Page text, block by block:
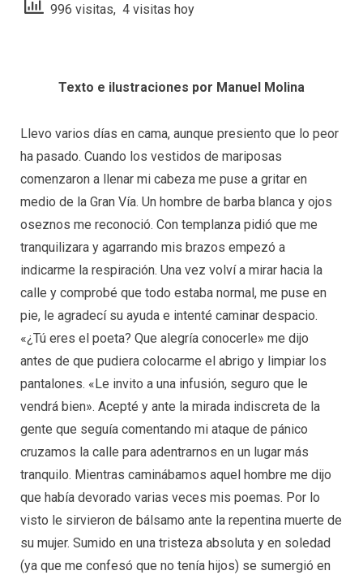
996 visitas, 4 visitas hoy
Texto e ilustraciones por Manuel Molina
Llevo varios días en cama, aunque presiento que lo peor
ha pasado. Cuando los vestidos de mariposas
comenzaron a llenar mi cabeza me puse a gritar en
medio de la Gran Vía. Un hombre de barba blanca y ojos
oseznos me reconoció. Con templanza pidió que me
tranquilizara y agarrando mis brazos empezó a
indicarme la respiración. Una vez volví a mirar hacia la
calle y comprobé que todo estaba normal, me puse en
pie, le agradecí su ayuda e intenté caminar despacio.
«¿Tú eres el poeta? Que alegría conocerle» me dijo
antes de que pudiera colocarme el abrigo y limpiar los
pantalones. «Le invito a una infusión, seguro que le
vendrá bien». Acepté y ante la mirada indiscreta de la
gente que seguía comentando mi ataque de pánico
cruzamos la calle para adentrarnos en un lugar más
tranquilo. Mientras caminábamos aquel hombre me dijo
que había devorado varias veces mis poemas. Por lo
visto le sirvieron de bálsamo ante la repentina muerte de
su mujer. Sumido en una tristeza absoluta y en soledad
(ya que me confesó que no tenía hijos) se sumergió en